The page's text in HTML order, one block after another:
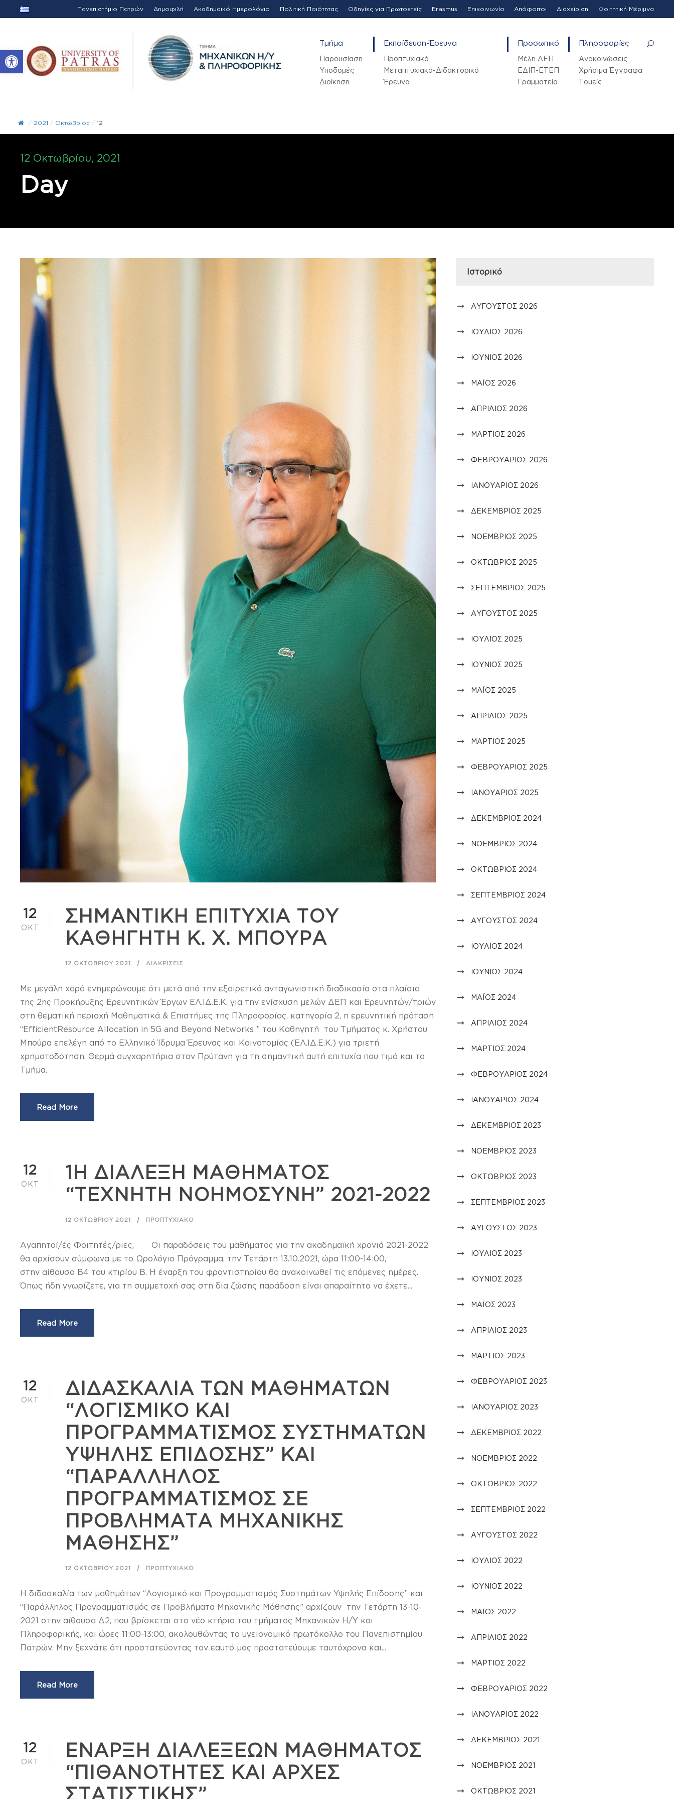
Ανοίξτε τη γραμμή εργαλείων
Πανεπιστήμιο Πατρών Δημοφιλή Ακαδημαϊκό Ημερολόγιο Πολιτική Ποιότητας Οδηγίες για Πρωτοετείς Erasmus Επικοινωνία Απόφοιτοι Διαχείριση Φοιτητική Μέριμνα
Τμήμα
Παρουσίαση
Υποδομές
Διοίκηση
Εκπαίδευση-Έρευνα
Προπτυχιακό
Μεταπτυχιακά-Διδακτορικό
Έρευνα
Προσωπικό
Μέλη ΔΕΠ
ΕΔΙΠ-ΕΤΕΠ
Γραμματεία
Πληροφορίες
Ανακοινώσεις
Χρήσιμα Έγγραφα
Τομείς
/ 2021 / Οκτώβριος / 12
12 Οκτωβρίου, 2021
Day
12
ΟΚΤ
ΣΗΜΑΝΤΙΚΗ ΕΠΙΤΥΧΙΑ ΤΟΥ
ΚΑΘΗΓΗΤΗ Κ. Χ. ΜΠΟΥΡΑ
12 ΟΚΤΩΒΡΊΟΥ 2021 ΔΙΑΚΡΊΣΕΙΣ
Με μεγάλη χαρά ενημερώνουμε ότι μετά από την εξαιρετικά ανταγωνιστική διαδικασία στα πλαίσια
της 2ης Προκήρυξης Ερευνητικών Έργων ΕΛ.ΙΔ.Ε.Κ. για την ενίσχυση μελών ΔΕΠ και Ερευνητών/τριών
στη θεματική περιοχή Μαθηματικά & Επιστήμες της Πληροφορίας, κατηγορία 2, η ερευνητική πρόταση
“EfficientResource Allocation in 5G and Beyond Networks ” του Καθηγητή του Τμήματος κ. Χρήστου
Μπούρα επελέγη από το Ελληνικό Ίδρυμα Έρευνας και Καινοτομίας (ΕΛ.ΙΔ.Ε.Κ.) για τριετή
χρηματοδότηση. Θερμά συγχαρητήρια στον Πρύτανη για τη σημαντική αυτή επιτυχία που τιμά και το
Τμήμα.
Read More
12
ΟΚΤ
1Η ΔΙΑΛΕΞΗ ΜΑΘΗΜΑΤΟΣ
“ΤΕΧΝΗΤΗ ΝΟΗΜΟΣΥΝΗ” 2021-2022
12 ΟΚΤΩΒΡΊΟΥ 2021 ΠΡΟΠΤΥΧΙΑΚΌ
Αγαπητοί/ές Φοιτητές/ριες, Οι παραδόσεις του μαθήματος για την ακαδημαϊκή χρονιά 2021-2022
θα αρχίσουν σύμφωνα με το Ωρολόγιο Πρόγραμμα, την Τετάρτη 13.10.2021, ώρα 11:00-14:00,
στην αίθουσα Β4 του κτιρίου Β. Η έναρξη του φροντιστηρίου θα ανακοινωθεί τις επόμενες ημέρες.
Όπως ήδη γνωρίζετε, για τη συμμετοχή σας στη δια ζώσης παράδοση είναι απαραίτητο να έχετε...
Read More
12
ΟΚΤ
ΔΙΔΑΣΚΑΛΙΑ ΤΩΝ ΜΑΘΗΜΑΤΩΝ
“ΛΟΓΙΣΜΙΚΟ ΚΑΙ
ΠΡΟΓΡΑΜΜΑΤΙΣΜΟΣ ΣΥΣΤΗΜΑΤΩΝ
ΥΨΗΛΗΣ ΕΠΙΔΟΣΗΣ” ΚΑΙ
“ΠΑΡΑΛΛΗΛΟΣ
ΠΡΟΓΡΑΜΜΑΤΙΣΜΟΣ ΣΕ
ΠΡΟΒΛΗΜΑΤΑ ΜΗΧΑΝΙΚΗΣ
ΜΑΘΗΣΗΣ”
12 ΟΚΤΩΒΡΊΟΥ 2021 ΠΡΟΠΤΥΧΙΑΚΌ
Η διδασκαλία των μαθημάτων “Λογισμικό και Προγραμματισμός Συστημάτων Υψηλής Επίδοσης” και
“Παράλληλος Προγραμματισμός σε Προβλήματα Μηχανικής Μάθησης” αρχίζουν την Τετάρτη 13-10-
2021 στην αίθουσα Δ2, που βρίσκεται στο νέο κτήριο του τμήματος Μηχανικών Η/Υ και
Πληροφορικής, και ώρες 11:00-13:00, ακολουθώντας το υγειονομικό πρωτόκολλο του Πανεπιστημίου
Πατρών. Μην ξεχνάτε ότι προστατεύοντας τον εαυτό μας προστατεύουμε ταυτόχρονα και...
Read More
12
ΟΚΤ
ΕΝΑΡΞΗ ΔΙΑΛΕΞΕΩΝ ΜΑΘΗΜΑΤΟΣ
“ΠΙΘΑΝΟΤΗΤΕΣ ΚΑΙ ΑΡΧΕΣ
ΣΤΑΤΙΣΤΙΚΗΣ”
Ιστορικό
ΑΎΓΟΥΣΤΟΣ 2026
ΙΟΎΛΙΟΣ 2026
ΙΟΎΝΙΟΣ 2026
ΜΆΙΟΣ 2026
ΑΠΡΊΛΙΟΣ 2026
ΜΆΡΤΙΟΣ 2026
ΦΕΒΡΟΥΆΡΙΟΣ 2026
ΙΑΝΟΥΆΡΙΟΣ 2026
ΔΕΚΈΜΒΡΙΟΣ 2025
ΝΟΈΜΒΡΙΟΣ 2025
ΟΚΤΏΒΡΙΟΣ 2025
ΣΕΠΤΈΜΒΡΙΟΣ 2025
ΑΎΓΟΥΣΤΟΣ 2025
ΙΟΎΛΙΟΣ 2025
ΙΟΎΝΙΟΣ 2025
ΜΆΙΟΣ 2025
ΑΠΡΊΛΙΟΣ 2025
ΜΆΡΤΙΟΣ 2025
ΦΕΒΡΟΥΆΡΙΟΣ 2025
ΙΑΝΟΥΆΡΙΟΣ 2025
ΔΕΚΈΜΒΡΙΟΣ 2024
ΝΟΈΜΒΡΙΟΣ 2024
ΟΚΤΏΒΡΙΟΣ 2024
ΣΕΠΤΈΜΒΡΙΟΣ 2024
ΑΎΓΟΥΣΤΟΣ 2024
ΙΟΎΛΙΟΣ 2024
ΙΟΎΝΙΟΣ 2024
ΜΆΙΟΣ 2024
ΑΠΡΊΛΙΟΣ 2024
ΜΆΡΤΙΟΣ 2024
ΦΕΒΡΟΥΆΡΙΟΣ 2024
ΙΑΝΟΥΆΡΙΟΣ 2024
ΔΕΚΈΜΒΡΙΟΣ 2023
ΝΟΈΜΒΡΙΟΣ 2023
ΟΚΤΏΒΡΙΟΣ 2023
ΣΕΠΤΈΜΒΡΙΟΣ 2023
ΑΎΓΟΥΣΤΟΣ 2023
ΙΟΎΛΙΟΣ 2023
ΙΟΎΝΙΟΣ 2023
ΜΆΙΟΣ 2023
ΑΠΡΊΛΙΟΣ 2023
ΜΆΡΤΙΟΣ 2023
ΦΕΒΡΟΥΆΡΙΟΣ 2023
ΙΑΝΟΥΆΡΙΟΣ 2023
ΔΕΚΈΜΒΡΙΟΣ 2022
ΝΟΈΜΒΡΙΟΣ 2022
ΟΚΤΏΒΡΙΟΣ 2022
ΣΕΠΤΈΜΒΡΙΟΣ 2022
ΑΎΓΟΥΣΤΟΣ 2022
ΙΟΎΛΙΟΣ 2022
ΙΟΎΝΙΟΣ 2022
ΜΆΙΟΣ 2022
ΑΠΡΊΛΙΟΣ 2022
ΜΆΡΤΙΟΣ 2022
ΦΕΒΡΟΥΆΡΙΟΣ 2022
ΙΑΝΟΥΆΡΙΟΣ 2022
ΔΕΚΈΜΒΡΙΟΣ 2021
ΝΟΈΜΒΡΙΟΣ 2021
ΟΚΤΏΒΡΙΟΣ 2021